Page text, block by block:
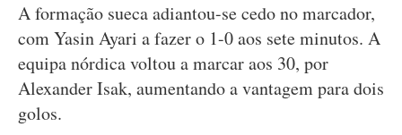
A formação sueca adiantou-se cedo no marcador,
com Yasin Ayari a fazer o 1-0 aos sete minutos. A
equipa nórdica voltou a marcar aos 30, por
Alexander Isak, aumentando a vantagem para dois
golos.